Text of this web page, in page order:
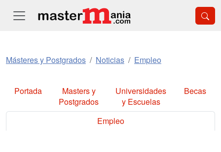
Másteres y Postgrados Noticias Empleo
Portada
Masters y
Postgrados
Universidades
y Escuelas
Becas
Empleo